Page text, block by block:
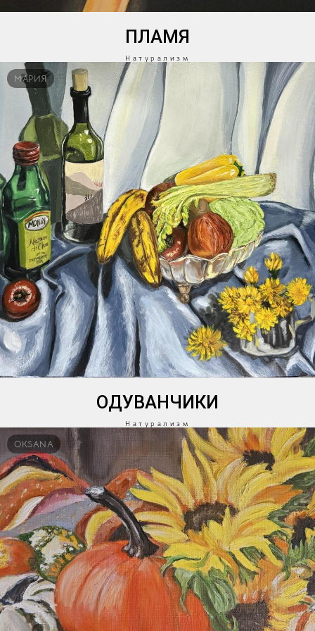
ПЛАМЯ
Натурализм
МАРИЯ
ОДУВАНЧИКИ
Натурализм
OKSANA